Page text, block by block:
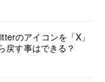
のアイコンを「X」
戻す事はできる？